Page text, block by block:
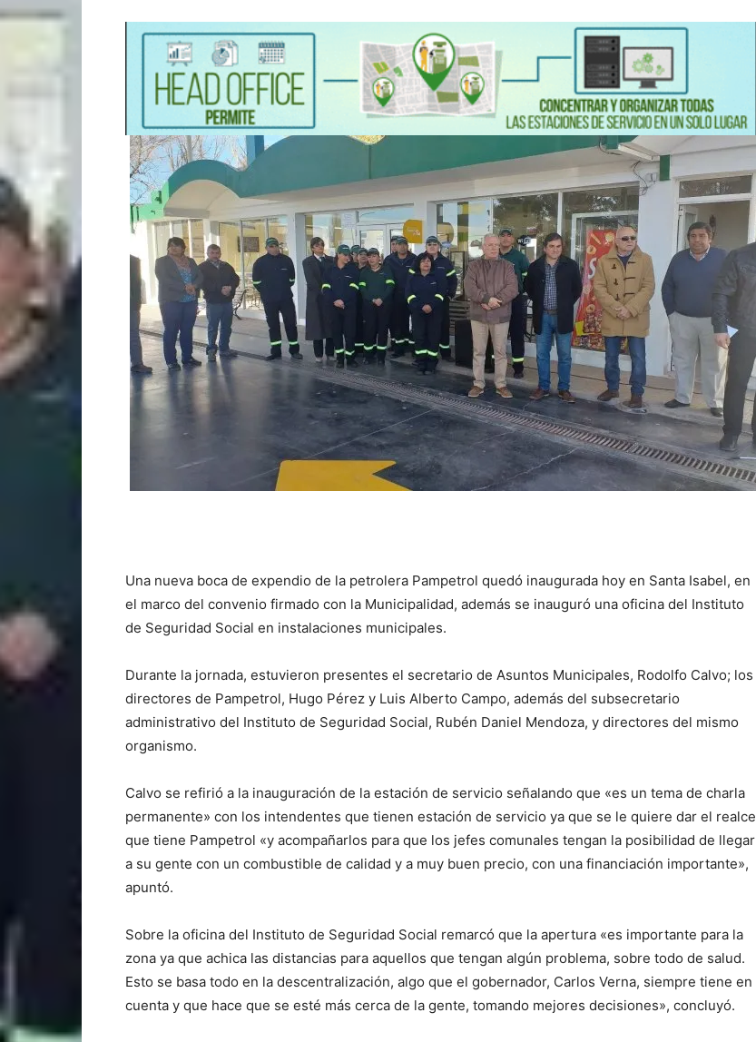
Una nueva boca de expendio de la petrolera Pampetrol quedó inaugurada hoy en Santa Isabel, en
el marco del convenio firmado con la Municipalidad, además se inauguró una oficina del Instituto
de Seguridad Social en instalaciones municipales.
Durante la jornada, estuvieron presentes el secretario de Asuntos Municipales, Rodolfo Calvo; los
directores de Pampetrol, Hugo Pérez y Luis Alberto Campo, además del subsecretario
administrativo del Instituto de Seguridad Social, Rubén Daniel Mendoza, y directores del mismo
organismo.
Calvo se refirió a la inauguración de la estación de servicio señalando que «es un tema de charla
permanente» con los intendentes que tienen estación de servicio ya que se le quiere dar el realce
que tiene Pampetrol «y acompañarlos para que los jefes comunales tengan la posibilidad de llegar
a su gente con un combustible de calidad y a muy buen precio, con una financiación importante»,
apuntó.
Sobre la oficina del Instituto de Seguridad Social remarcó que la apertura «es importante para la
zona ya que achica las distancias para aquellos que tengan algún problema, sobre todo de salud.
Esto se basa todo en la descentralización, algo que el gobernador, Carlos Verna, siempre tiene en
cuenta y que hace que se esté más cerca de la gente, tomando mejores decisiones», concluyó.